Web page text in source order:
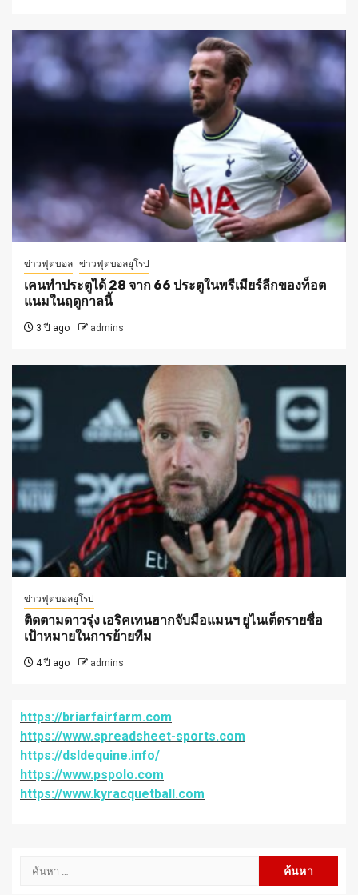
ข่าวฟุตบอล ข่าวฟุตบอลยุโรป
เคนทำประตูได้ 28 จาก 66 ประตูในพรีเมียร์ลีกของท็อต
แนมในฤดูกาลนี้
3 ปี ago admins
ข่าวฟุตบอลยุโรป
ติดตามดาวรุ่ง เอริคเทนฮากจับมือแมนฯ ยูไนเต็ดรายชื่อ
เป้าหมายในการย้ายทีม
4 ปี ago admins
https://briarfairfarm.com
https://www.spreadsheet-sports.com
https://dsldequine.info/
https://www.pspolo.com
https://www.kyracquetball.com
ค้นหา